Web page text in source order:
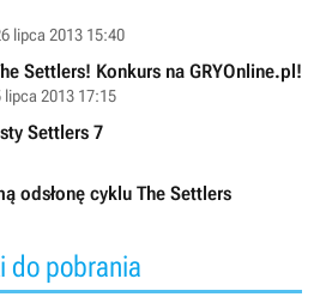
lipca 2013 15:40
Settlers! Konkurs na GRYOnline.pl!
lipca 2013 17:15
Settlers 7
odsłonę cyklu The Settlers
do pobrania